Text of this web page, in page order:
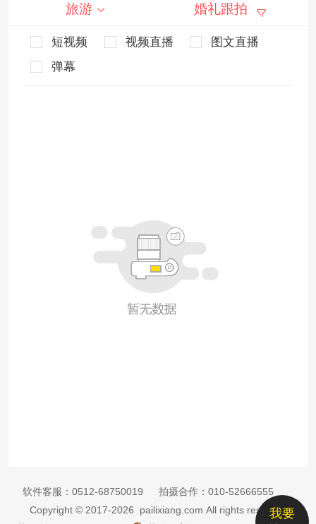
旅游 婚礼跟拍
短视频 视频直播
图文直播
弹幕
我要
软件客服： 0512-68750019 拍摄合作： 010-52666555
Copyright © 2017-2026 pailixiang.com All rights reserved